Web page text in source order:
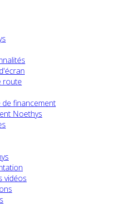
route
de financement
Noethys
vidéos